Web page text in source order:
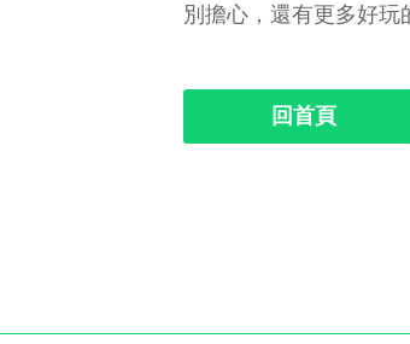
別擔心，還有更多好玩
回首頁